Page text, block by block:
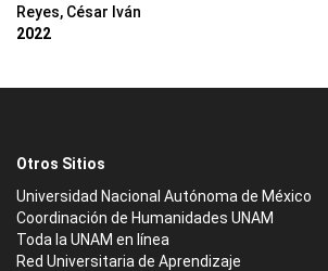
Reyes, César Iván
2022
Otros Sitios
Universidad Nacional Autónoma de México
Coordinación de Humanidades UNAM
Toda la UNAM en línea
Red Universitaria de Aprendizaje